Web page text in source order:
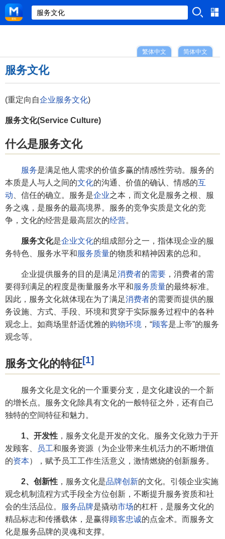
简体中文
繁体中文
服务文化
(重定向自企业服务文化)
服务文化(Service Culture)
什么是服务文化
服务是满足他人需求的价值多赢的情感性劳动。服务的
本质是人与人之间的文化的沟通、价值的确认、情感的互
动 、信任的确立。服务是企业之本，而文化是服务之根、服
务之魂，是服务的最高境界。服务的竞争实质是文化的竞
争，文化的经营是最高层次的经营。
服务文化是企业文化的组成部分之一，指体现企业的服
务特色、服务水平和服务质量的物质和精神因素的总和。
企业提供服务的目的是满足消费者的需要 ，消费者的需
要得到满足的程度是衡量服务水平和服务质量的最终标准。
因此，服务文化就体现在为了满足消费者的需要而提供的服
务设施、方式、手段、环境和贯穿于实际服务过程中的各种
观念上。如商场里舒适优雅的购物环境 ，“顾客是上帝”的服务
观念等。
服务文化的特征[1]
服务文化是文化的一个重要分支，是文化建设的一个新
的增长点。服务文化除具有文化的一般特征之外，还有自己
独特的空间特征和魅力。
1、开发性 ，服务文化是开发的文化。服务文化致力于开
发顾客、
员工和服务资源（为企业带来生机活力的不断增值
的资本），赋予员工工作生活意义，激情燃烧的创新服务。
2、创新性 ，服务文化是品牌创新的文化。引领企业实施
观念机制流程方式手段全方位创新，不断提升服务资质和社
会的生活品位。
服务品牌是撬动市场的杠杆，是服务文化的
精品标志和传播载体，是赢得顾客忠诚的点金术。而服务文
化是服务品牌的灵魂和支撑。